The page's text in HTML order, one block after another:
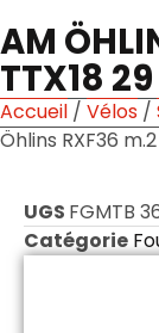
AM
TTX18
Accueil / Vélos /
Öhlins RXF36
UGS FGMTB
Catégorie